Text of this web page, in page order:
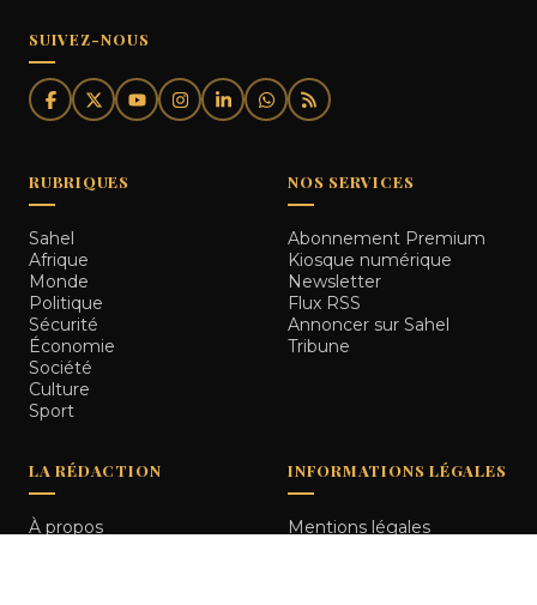
SUIVEZ-NOUS
RUBRIQUES
Sahel
Afrique
Monde
Politique
Sécurité
Économie
Société
Culture
Sport
NOS SERVICES
Abonnement Premium
Kiosque numérique
Newsletter
Flux RSS
Annoncer sur Sahel
Tribune
LA RÉDACTION
À propos
INFORMATIONS LÉGALES
Mentions légales